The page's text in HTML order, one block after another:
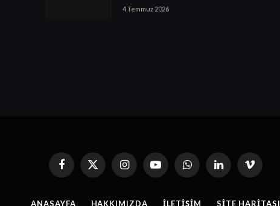
4 Temmuz 2026
Facebook
X
(Twitter)
InstagramYouTubeWhatsAppLinkedin'de
Paylaş
Vimeo
ANASAYFA HAKKIMIZDA İLETIŞIM SITE HARITASI